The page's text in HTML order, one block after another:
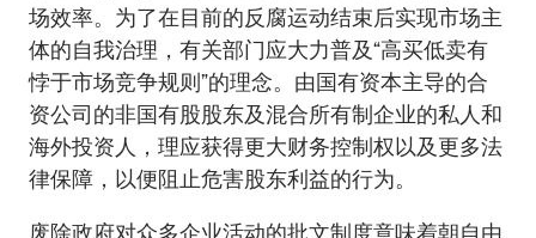
场效率。为了在目前的反腐运动结束后实现市场主
体的自我治理，有关部门应大力普及“高买低卖有
悖于市场竞争规则”的理念。由国有资本主导的合
资公司的非国有股股东及混合所有制企业的私人和
海外投资人，理应获得更大财务控制权以及更多法
律保障，以便阻止危害股东利益的行为。